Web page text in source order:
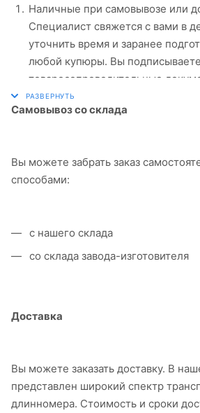
Наличные при самовывозе или
Специалист свяжется с вами в
уточнить время и заранее
любой купюры. Вы подписываете
товаросопроводительные
денежные средства, получаете
Безналичный расчет при
перенаправит вас на сервер
Электронные системы при
покупки система перенаправит
Самовывоз со склада
Вы можете забрать заказ
способами:
с нашего склада
со склада завода-изготовителя
Доставка
Вы можете заказать доставку. В
представлен широкий спектр
длинномера. Стоимость и сроки